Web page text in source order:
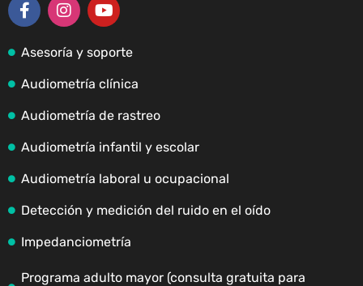
Asesoría y soporte
Audiometría clínica
Audiometría de rastreo
Audiometría infantil y escolar
Audiometría laboral u ocupacional
Detección y medición del ruido en el oído
Impedanciometría
Programa adulto mayor (consulta gratuita para